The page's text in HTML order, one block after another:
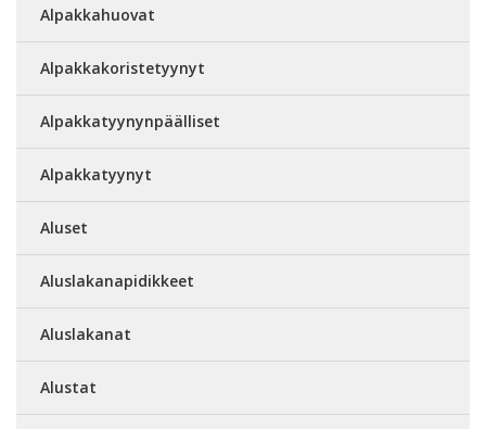
Alpakkahuovat
Alpakkakoristetyynyt
Alpakkatyynynpäälliset
Alpakkatyynyt
Aluset
Aluslakanapidikkeet
Aluslakanat
Alustat